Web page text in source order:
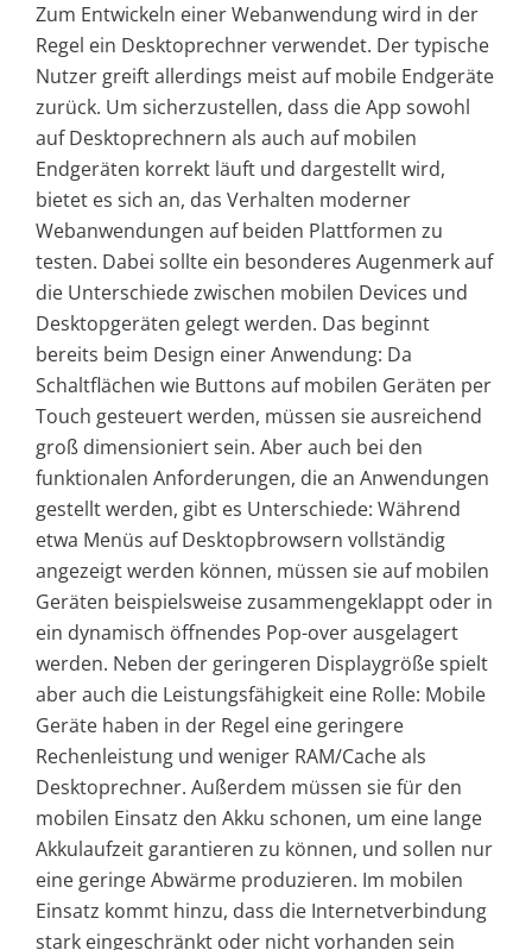
Zum Entwickeln einer Webanwendung wird in der
Regel ein Desktoprechner verwendet. Der typische
Nutzer greift allerdings meist auf mobile Endgeräte
zurück. Um sicherzustellen, dass die App sowohl
auf Desktoprechnern als auch auf mobilen
Endgeräten korrekt läuft und dargestellt wird,
bietet es sich an, das Verhalten moderner
Webanwendungen auf beiden Plattformen zu
testen. Dabei sollte ein besonderes Augenmerk auf
die Unterschiede zwischen mobilen Devices und
Desktopgeräten gelegt werden. Das beginnt
bereits beim Design einer Anwendung: Da
Schaltflächen wie Buttons auf mobilen Geräten per
Touch gesteuert werden, müssen sie ausreichend
groß dimensioniert sein. Aber auch bei den
funktionalen Anforderungen, die an Anwendungen
gestellt werden, gibt es Unterschiede: Während
etwa Menüs auf Desktopbrowsern vollständig
angezeigt werden können, müssen sie auf mobilen
Geräten beispielsweise zusammengeklappt oder in
ein dynamisch öffnendes Pop-over ausgelagert
werden. Neben der geringeren Displaygröße spielt
aber auch die Leistungsfähigkeit eine Rolle: Mobile
Geräte haben in der Regel eine geringere
Rechenleistung und weniger RAM/Cache als
Desktoprechner. Außerdem müssen sie für den
mobilen Einsatz den Akku schonen, um eine lange
Akkulaufzeit garantieren zu können, und sollen nur
eine geringe Abwärme produzieren. Im mobilen
Einsatz kommt hinzu, dass die Internetverbindung
stark eingeschränkt oder nicht vorhanden sein